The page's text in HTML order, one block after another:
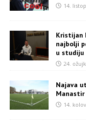
14.
Kristijan
najbolji
u studiju
24.
Najava
14.